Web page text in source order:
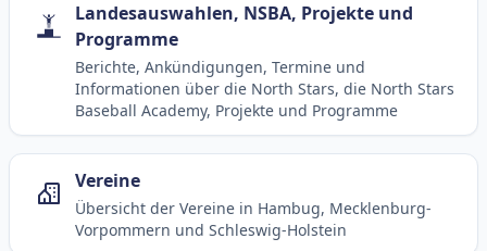
Landesauswahlen, NSBA, Projekte und
Programme
Berichte, Ankündigungen, Termine und
Informationen über die North Stars, die North Stars
Baseball Academy, Projekte und Programme
Vereine
Übersicht der Vereine in Hambug, Mecklenburg-
Vorpommern und Schleswig-Holstein